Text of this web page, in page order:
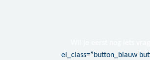
el_class=”button_blauw